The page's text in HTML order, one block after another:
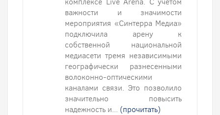
важности и значимости
мероприятия «Синтерра Медиа»
подключила арену к
собственной национальной
медиасети тремя независимыми
географически разнесенными
волоконно-оптическими
каналами связи. Это позволило
значительно повысить
надежность и... (прочитать)